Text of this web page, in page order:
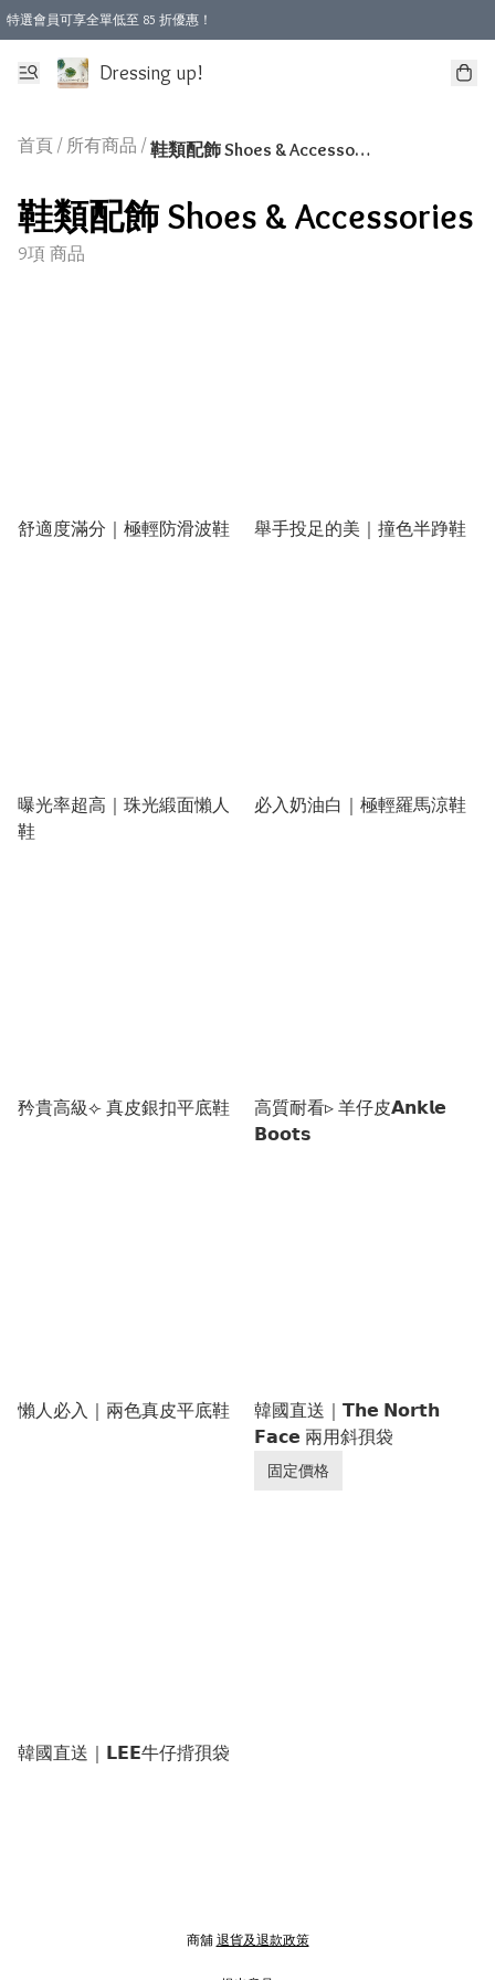
特選會員可享全單低至 85 折優惠！
Dressing up!
首頁 / 所有商品 / 鞋類配飾 Shoes & Accessories
鞋類配飾 Shoes & Accessories
9項 商品
舒適度滿分｜極輕防滑波鞋 舉手投足的美｜撞色半踭鞋
曝光率超高｜珠光緞面懶人
鞋
必入奶油白｜極輕羅馬涼鞋
矜貴高級⟣ 真皮銀扣平底鞋
高質耐看▹ 羊仔皮𝗔𝗻𝗸𝗹𝗲
𝗕𝗼𝗼𝘁𝘀
懶人必入｜兩色真皮平底鞋
韓國直送｜𝗧𝗵𝗲 𝗡𝗼𝗿𝘁𝗵
𝗙𝗮𝗰𝗲 兩用斜孭袋
固定價格
韓國直送｜𝗟𝗘𝗘牛仔揹孭袋
商舖 退貨及退款政策